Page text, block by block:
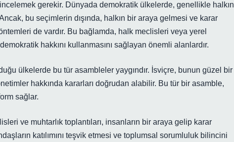
gerekir. Dünyada demokratik ülkelerde, genellikle halkın
bu seçimlerin dışında, halkın bir araya gelmesi ve karar
de vardır. Bu bağlamda, halk meclisleri veya yerel
hakkını kullanmasını sağlayan önemli alanlardır.
ülkelerde bu tür asambleler yaygındır. İsviçre, bunun güzel bir
hakkında kararları doğrudan alabilir. Bu tür bir asamble,
sağlar.
ve muhtarlık toplantıları, insanların bir araya gelip karar
katılımını teşvik etmesi ve toplumsal sorumluluk bilincini